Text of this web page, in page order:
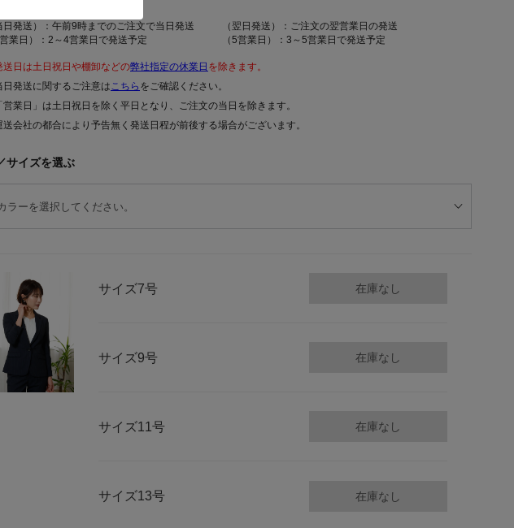
日発送）：午前9時までのご注文で当日発送
（翌日発送）：ご注文の翌営業日の発送
営業日）：2～4営業日で発送予定
（5営業日）：3～5営業日で発送予定
送日は土日祝日や棚卸などの弊社指定の休業日 を除きます。
発送に関するご注意はこちら をご確認ください。
業日」は土日祝日を除く平日となり、ご注文の当日を除きます。
会社の都合により予告無く発送日程が前後する場合がございます。
サイズを選ぶ
サイズ7号 在庫なし
サイズ9号 在庫なし
サイズ11号 在庫なし
サイズ13号 在庫なし